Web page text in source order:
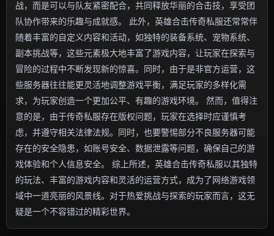
战，而是可以与队友紧密配合，共同释放华丽的合击技，享受团
队协作带来的乐趣与成就感。 此外，英雄合击传奇私服还常常伴
随着丰富的自定义内容和活动，如独特的装备系统、宠物系统、
副本挑战等，这些元素极大地丰富了游戏内容，让玩家在探索与
冒险的过程中不断发现新的惊喜。同时，由于是非官方运营，这
些服务器往往能更灵活地调整游戏平衡，满足玩家的多样化需
求，为玩家创造一个更加公平、有趣的游戏环境。 然而，值得注
意的是，由于传奇私服存在版权问题，玩家在选择时应谨慎考
虑，并遵守相关法律法规。同时，也要警惕部分不良服务器可能
存在的安全隐患，如账号安全、数据泄露等问题，确保自己的游
戏体验和个人信息安全。 综上所述，英雄合击传奇私服以其独特
的玩法、丰富的游戏内容和灵活的运营方式，成为了网络游戏领
域中一道亮丽的风景线。对于热爱挑战与探索的玩家而言，这无
疑是一个不容错过的精彩世界。